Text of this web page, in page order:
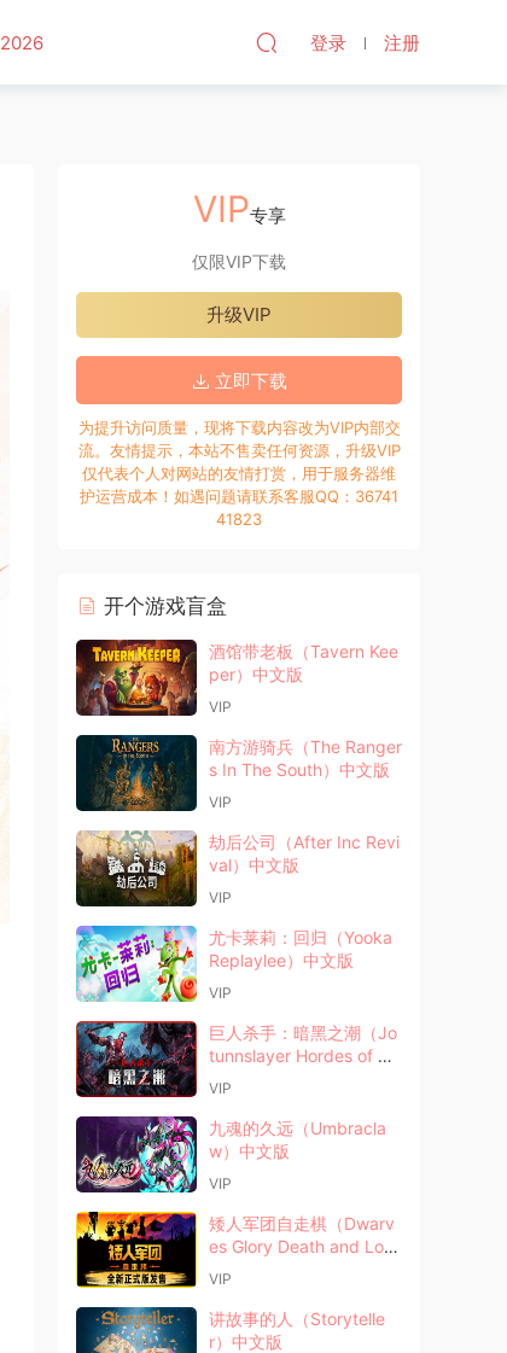
2026 登录 注册
VIP专享
仅限VIP下载
升级VIP
立即下载
为提升访问质量，现将下载内容改为VIP内部交
流。友情提示，本站不售卖任何资源，升级VIP
仅代表个人对网站的友情打赏，用于服务器维
护运营成本！如遇问题请联系客服QQ：36741
41823
开个游戏盲盒
酒馆带老板（Tavern Kee
per）中文版
VIP
南方游骑兵（The Ranger
s In The South）中文版
VIP
劫后公司（After Inc Revi
val）中文版
VIP
尤卡莱莉：回归（Yooka
Replaylee）中文版
VIP
巨人杀手：暗黑之潮（Jo
tunnslayer Hordes of He
l）中文版
VIP
九魂的久远（Umbracla
w）中文版
VIP
矮人军团自走棋（Dwarv
es Glory Death and Loo
t）中文版
VIP
讲故事的人（Storytelle
r）中文版